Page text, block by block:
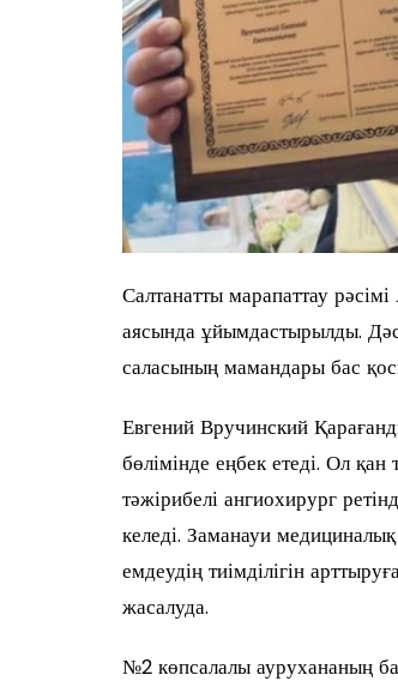
Салтанатты марапаттау
аясында ұйымдастырылды.
саласының мамандары бас
Евгений Вручинский
бөлімінде еңбек етеді. Ол
тәжірибелі ангиохирург
келеді. Заманауи
емдеудің тиімділігін
жасалуда.
№2 көпсалалы аурухананың